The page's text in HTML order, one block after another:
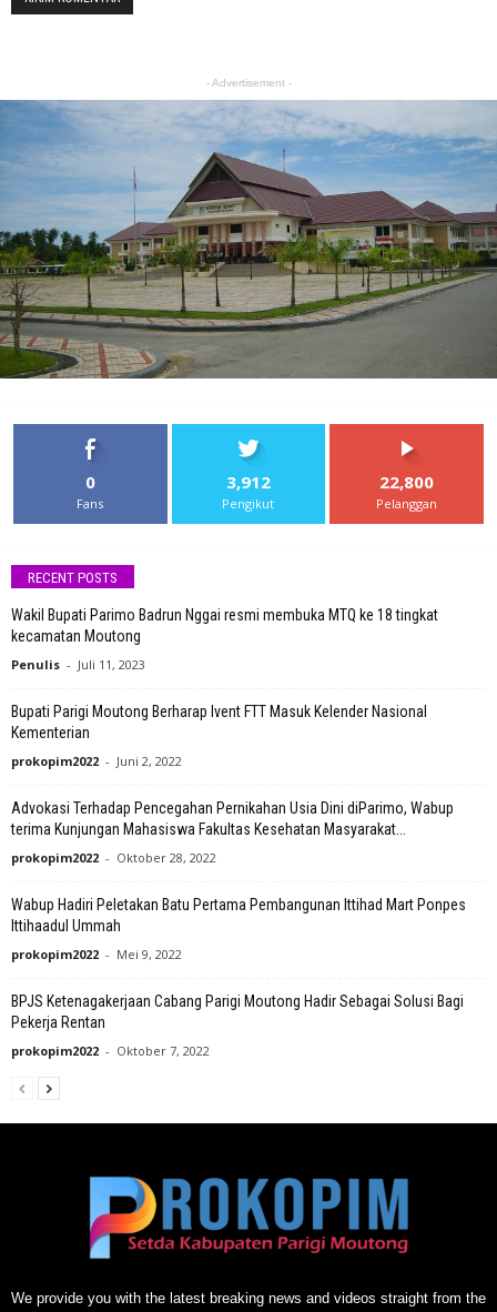
- Advertisement -
0
Fans
3,912
Pengikut
22,800
Pelanggan
RECENT POSTS
Wakil Bupati Parimo Badrun Nggai resmi membuka MTQ ke 18 tingkat
kecamatan Moutong
Penulis - Juli 11, 2023
Bupati Parigi Moutong Berharap Ivent FTT Masuk Kelender Nasional
Kementerian
prokopim2022 - Juni 2, 2022
Advokasi Terhadap Pencegahan Pernikahan Usia Dini diParimo, Wabup
terima Kunjungan Mahasiswa Fakultas Kesehatan Masyarakat...
prokopim2022 - Oktober 28, 2022
Wabup Hadiri Peletakan Batu Pertama Pembangunan Ittihad Mart Ponpes
Ittihaadul Ummah
prokopim2022 - Mei 9, 2022
BPJS Ketenagakerjaan Cabang Parigi Moutong Hadir Sebagai Solusi Bagi
Pekerja Rentan
prokopim2022 - Oktober 7, 2022
We provide you with the latest breaking news and videos straight from the